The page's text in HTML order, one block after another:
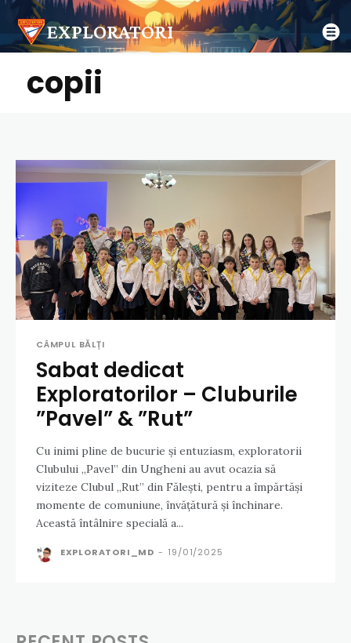
EXPLORATORI
copii
CÂMPUL BĂLȚI
Sabat dedicat
Exploratorilor – Cluburile
”Pavel” & ”Rut”
Cu inimi pline de bucurie și entuziasm, exploratorii
Clubului „Pavel” din Ungheni au avut ocazia să
viziteze Clubul „Rut” din Fălești, pentru a împărtăși
momente de comuniune, învățătură și închinare.
Această întâlnire specială a...
EXPLORATORI_MD - 19/01/2025